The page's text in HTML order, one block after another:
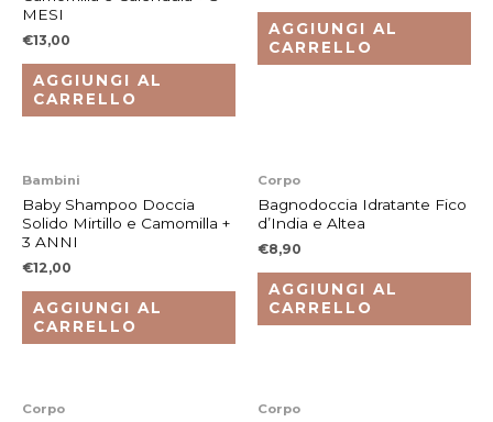
MESI
€13,00
AGGIUNGI AL
CARRELLO
AGGIUNGI AL
CARRELLO
Bambini
Baby Shampoo Doccia
Solido Mirtillo e Camomilla +
3 ANNI
€12,00
AGGIUNGI AL
CARRELLO
Corpo
Bagnodoccia Idratante Fico
d’India e Altea
€8,90
AGGIUNGI AL
CARRELLO
Corpo Corpo